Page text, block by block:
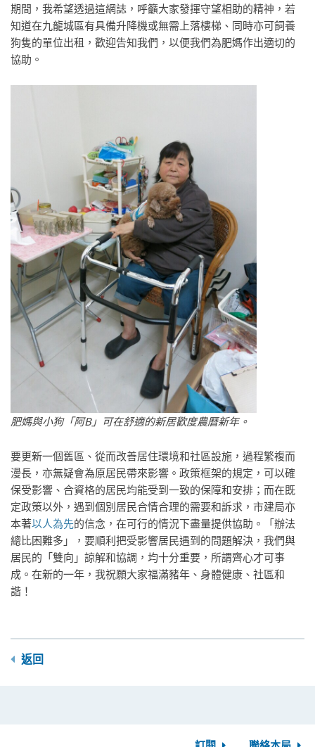
期間，我希望透過這網誌，呼籲大家發揮守望相助的精神，若
知道在九龍城區有具備升降機或無需上落樓梯、同時亦可飼養
狗隻的單位出租，歡迎告知我們，以便我們為肥媽作出適切的
協助。
肥媽與小狗「阿B」可在舒適的新居歡度農曆新年。
要更新一個舊區、從而改善居住環境和社區設施，過程繁複而
漫長，亦無疑會為原居民帶來影響。政策框架的規定，可以確
保受影響、合資格的居民均能受到一致的保障和安排；而在既
定政策以外，遇到個別居民合情合理的需要和訴求，市建局亦
本著以人為先的信念，在可行的情況下盡量提供協助。「辦法
總比困難多」，要順利把受影響居民遇到的問題解決，我們與
居民的「雙向」諒解和協調，均十分重要，所謂齊心才可事
成。在新的一年，我祝願大家福滿豬年、身體健康、社區和
諧！
返回